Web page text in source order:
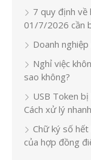
7 quy định
01/7/2026 cần
Doanh
Nghỉ việc
sao không?
USB Token
Cách xử lý
Chữ ký số
của hợp đồng